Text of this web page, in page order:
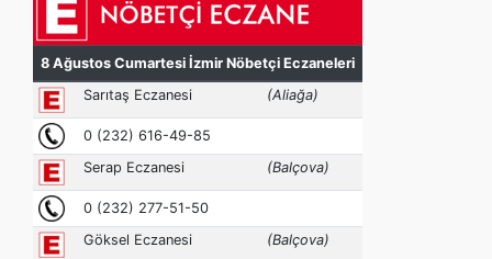
MÜFTÜ ABULSELAM ÖZDERE’YE ZİYARET